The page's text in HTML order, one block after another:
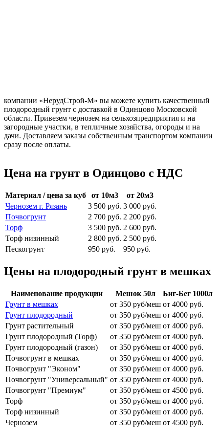
компании «НерудСтрой-М» вы можете купить качественный
плодородный грунт с доставкой в Одинцово Московской
области. Привезем чернозем на сельхозпредприятия и на
загородные участки, в тепличные хозяйства, огороды и на
дачи. Доставляем заказы собственным транспортом компании
сразу после оплаты.
Цена на грунт в Одинцово с НДС
Материал / цена за куб от 10м3
от 20м3
Чернозем г. Рязань
3 500 руб. 3 000 руб.
Почвогрунт
2 700 руб. 2 200 руб.
Торф
3 500 руб. 2 600 руб.
Торф низинный
2 800 руб. 2 500 руб.
Пескогрунт
950 руб. 950 руб.
Цены на плодородный грунт в мешках
Наименование продукции Мешок 50л
Биг-Бег 1000л
Грунт в мешках
от 350 руб/меш от 4000 руб.
Грунт плодородный
от 350 руб/меш от 4000 руб.
Грунт растительный
от 350 руб/меш от 4000 руб.
Грунт плодородный (Торф)
от 350 руб/меш от 4000 руб.
Грунт плодородный (газон)
от 350 руб/меш от 4000 руб.
Почвогрунт в мешках
от 350 руб/меш от 4000 руб.
Почвогрунт "Эконом"
от 350 руб/меш от 4000 руб.
Почвогрунт "Универсальный" от 350 руб/меш от 4000 руб.
Почвогрунт "Премиум"
от 350 руб/меш от 4500 руб.
Торф
от 350 руб/меш от 4000 руб.
Торф низинный
от 350 руб/меш от 4000 руб.
Чернозем
от 350 руб/меш от 4500 руб.